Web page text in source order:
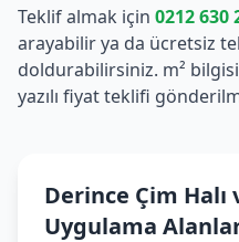
Teklif almak için 0212 630
arayabilir ya da ücretsiz
doldurabilirsiniz. m² bilgisi
yazılı fiyat teklifi
Derince Çim
Uygulama